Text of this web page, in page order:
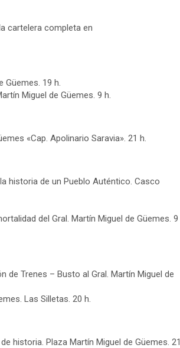
cartelera completa en
19 h.
Miguel de Güemes. 9 h.
«Cap. Apolinario Saravia». 21 h.
historia de un Pueblo Auténtico. Casco
del Gral. Martín Miguel de Güemes. 9
de Trenes – Busto al Gral. Martín Miguel de
Las Silletas. 20 h.
historia. Plaza Martín Miguel de Güemes. 21